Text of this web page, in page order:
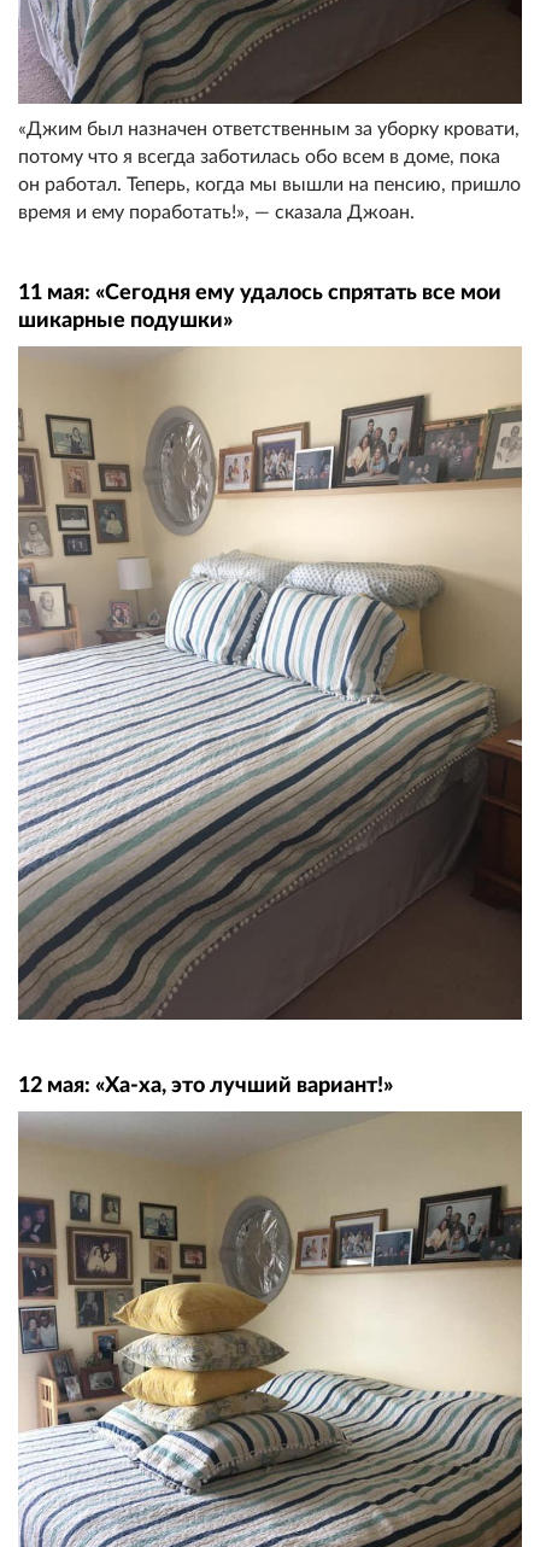
«Джим был назначен ответственным за уборку кровати,
потому что я всегда заботилась обо всем в доме, пока
он работал. Теперь, когда мы вышли на пенсию, пришло
время и ему поработать!», — сказала Джоан.
11 мая: «Сегодня ему удалось спрятать все мои
шикарные подушки»
12 мая: «Ха-ха, это лучший вариант!»